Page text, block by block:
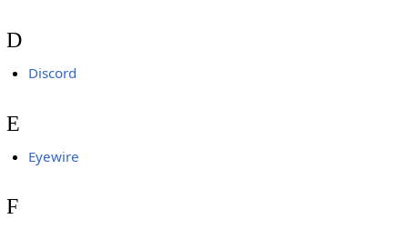
D
Discord
E
Eyewire
F